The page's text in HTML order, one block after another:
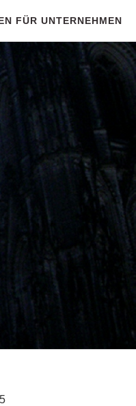
FÜR UNTERNEHMEN